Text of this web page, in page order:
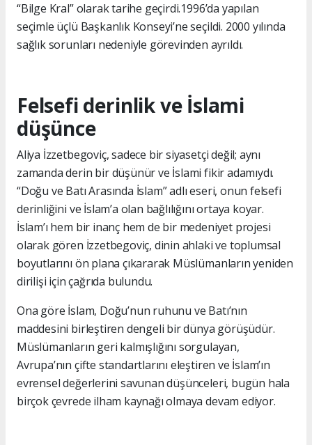
“Bilge Kral” olarak tarihe geçirdi.1996’da yapılan
seçimle üçlü Başkanlık Konseyi’ne seçildi. 2000 yılında
sağlık sorunları nedeniyle görevinden ayrıldı.
Felsefi derinlik ve İslami
düşünce
Aliya İzzetbegoviç, sadece bir siyasetçi değil; aynı
zamanda derin bir düşünür ve İslami fikir adamıydı.
“Doğu ve Batı Arasında İslam” adlı eseri, onun felsefi
derinliğini ve İslam’a olan bağlılığını ortaya koyar.
İslam’ı hem bir inanç hem de bir medeniyet projesi
olarak gören İzzetbegoviç, dinin ahlaki ve toplumsal
boyutlarını ön plana çıkararak Müslümanların yeniden
dirilişi için çağrıda bulundu.
Ona göre İslam, Doğu’nun ruhunu ve Batı’nın
maddesini birleştiren dengeli bir dünya görüşüdür.
Müslümanların geri kalmışlığını sorgulayan,
Avrupa’nın çifte standartlarını eleştiren ve İslam’ın
evrensel değerlerini savunan düşünceleri, bugün hala
birçok çevrede ilham kaynağı olmaya devam ediyor.